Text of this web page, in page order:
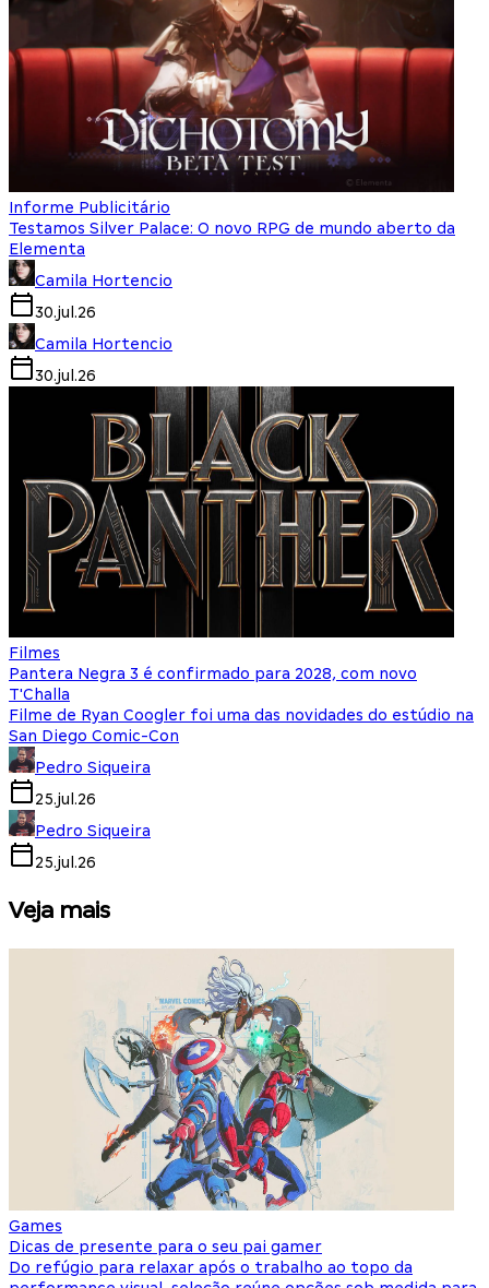
Informe Publicitário
Testamos Silver Palace: O novo RPG de mundo aberto da
Elementa
Camila Hortencio
30.jul.26
Camila Hortencio
30.jul.26
Filmes
Pantera Negra 3 é confirmado para 2028, com novo
T'Challa
Filme de Ryan Coogler foi uma das novidades do estúdio na
San Diego Comic-Con
Pedro Siqueira
25.jul.26
Pedro Siqueira
25.jul.26
Veja mais
Games
Dicas de presente para o seu pai gamer
Do refúgio para relaxar após o trabalho ao topo da